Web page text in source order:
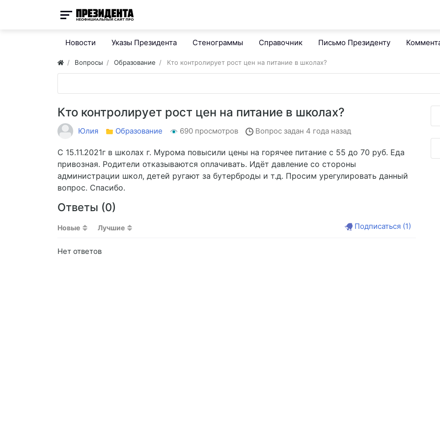
Новости Указы Президента Стенограммы Справочник Письмо Президенту
Вопросы Образование Кто контролирует рост цен на питание в школах?
Кто контролирует рост цен на питание в школах?
Юлия Образование 690 просмотров Вопрос задан 4 года назад
С 15.11.2021г в школах г. Мурома повысили цены на горячее питание с 55 до 70 руб. Еда
привозная. Родители отказываются оплачивать. Идёт давление со стороны
администрации школ, детей ругают за бутерброды и т.д. Просим урегулировать данный
вопрос. Спасибо.
Ответы (0)
Новые Лучшие Подписаться (1)
Нет ответов